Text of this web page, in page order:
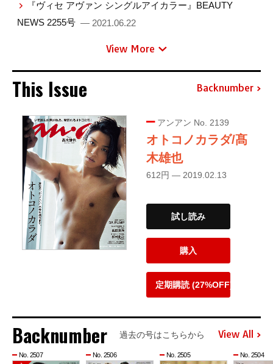
『ヴィセ アヴァン シングルアイカラー』BEAUTY
NEWS 2255号 — 2021.06.22
View More
This Issue Backnumber
アンアン No. 2139
オトコノカラダ/髙
木雄也
612円 — 2019.02.13
試し読み
購入
定期購読 (27%OFF)
Backnumber 過去の号はこちらから View All
No. 2507 No. 2506 No. 2505 No. 2504